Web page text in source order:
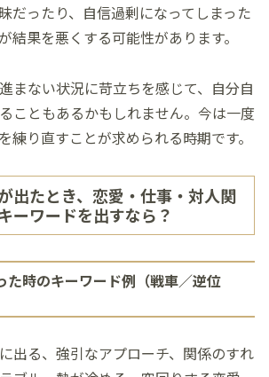
だったり、自信過剰になってしまった
結果を悪くする可能性があります。
まない状況に苛立ちを感じて、自分自
こともあるかもしれません。今は一度
練り直すことが求められる時期です。
出たとき、恋愛・仕事・対人関
ーワードを出すなら？
た時のキーワード例（戦車／逆位
出る、強引なアプローチ、関係のすれ